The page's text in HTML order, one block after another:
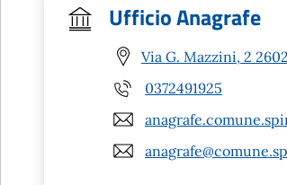
Ufficio Anagrafe
Via G. Mazzini, 2
0372491925